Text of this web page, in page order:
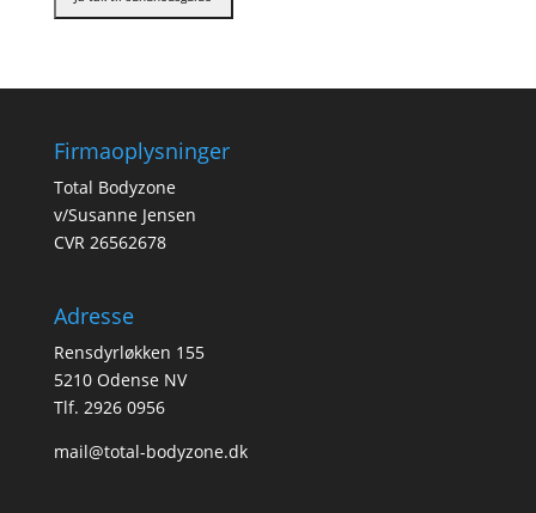
Firmaoplysninger
Total Bodyzone
v/Susanne Jensen
CVR 26562678
Adresse
Rensdyrløkken 155
5210 Odense NV
Tlf. 2926 0956
mail@total-bodyzone.dk